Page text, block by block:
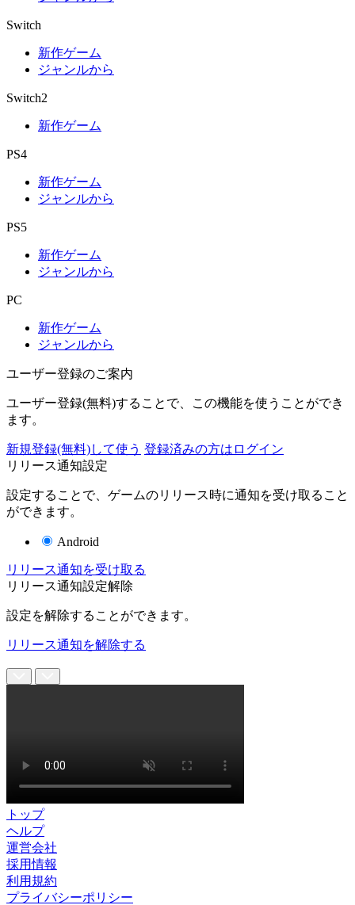
Switch
新作ゲーム
ジャンルから
Switch2
新作ゲーム
PS4
新作ゲーム
ジャンルから
PS5
新作ゲーム
ジャンルから
PC
新作ゲーム
ジャンルから
ユーザー登録のご案内
ユーザー登録(無料)することで、この機能を使うことができ
ます。
新規登録(無料)して使う 登録済みの方はログイン
リリース通知設定
設定することで、ゲームのリリース時に通知を受け取ること
ができます。
Android
リリース通知を受け取る
リリース通知設定解除
設定を解除することができます。
リリース通知を解除する
トップ
ヘルプ
運営会社
採用情報
利用規約
プライバシーポリシー